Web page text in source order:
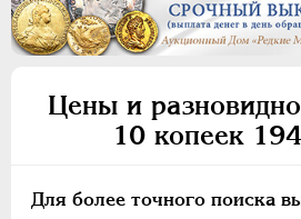
Цены и
10 копеек
Для более точного поиска
ПОЛКОПЕЙКИ
2 КОПЕЙКИ
3 КОПЕЙКИ
10 КОПЕЕК